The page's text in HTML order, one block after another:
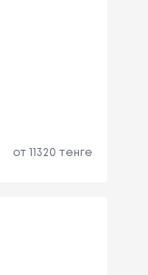
от 11320 тенге